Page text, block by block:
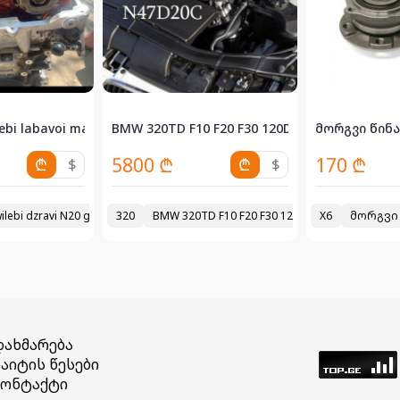
labavoi maaq marto taivani...
₾ $
dzravi N20 garbeni 70 2010
BMW 320TD F10 F20 F30 120D E92 . 2,0 TD
5800 ₾ ₾ $
320 BMW 320TD F10 F20 F30 120D E92 . 2,0 TD
მორგვი წინა
170 ₾
X6 მორგვი
წესები